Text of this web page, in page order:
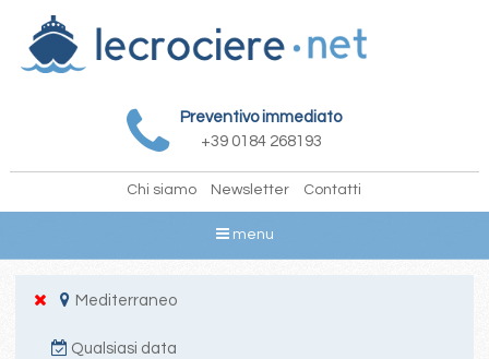
Preventivo immediato
+39 0184 268193
Chi siamo Newsletter Contatti
menu
Mediterraneo
Qualsiasi data